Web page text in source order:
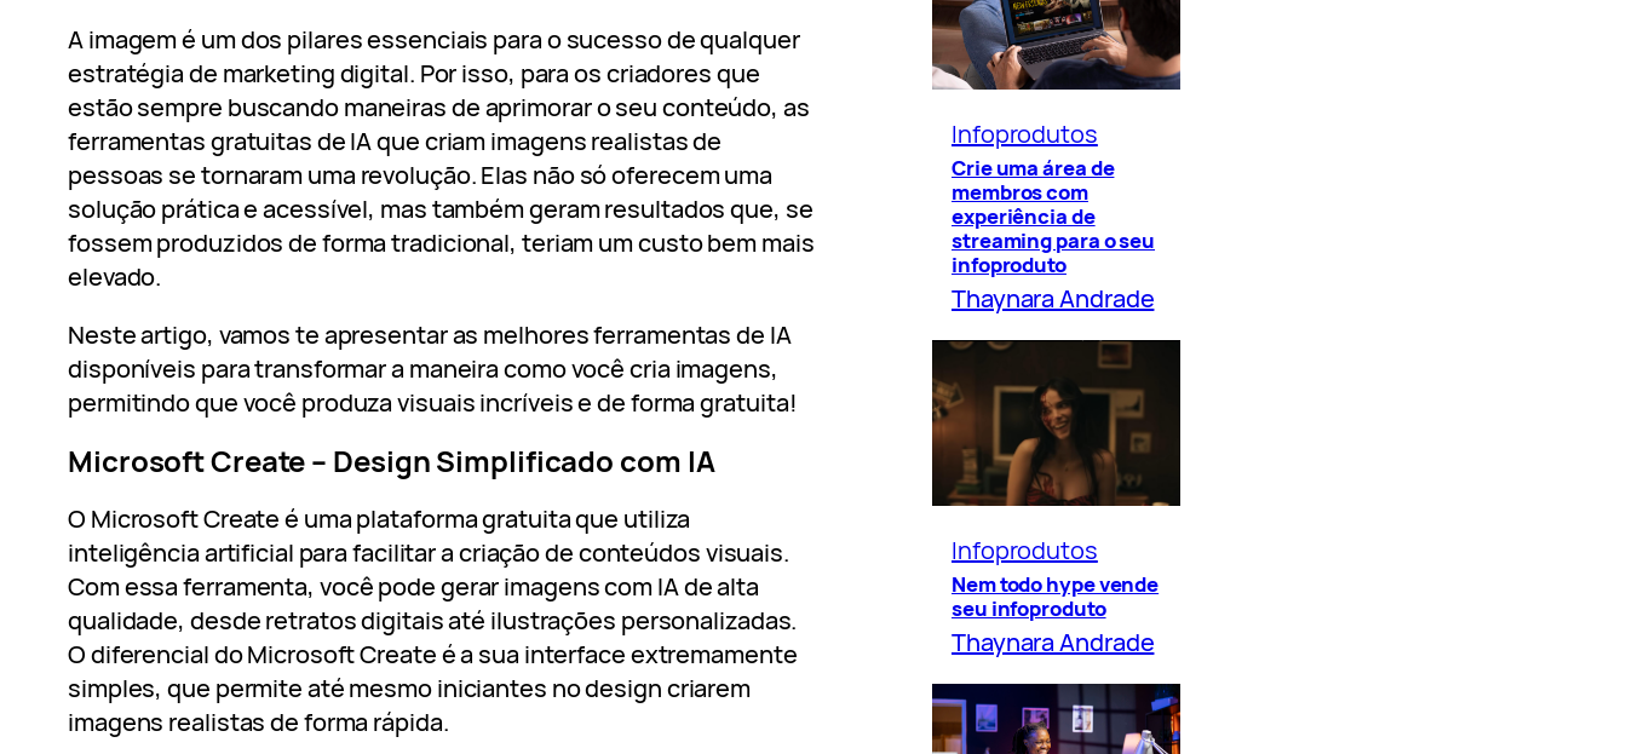
A imagem é um dos pilares essenciais para o sucesso de qualquer
estratégia de marketing digital. Por isso, para os criadores que
estão sempre buscando maneiras de aprimorar o seu conteúdo, as
ferramentas gratuitas de IA que criam imagens realistas de
pessoas se tornaram uma revolução. Elas não só oferecem uma
solução prática e acessível, mas também geram resultados que, se
fossem produzidos de forma tradicional, teriam um custo bem mais
elevado.
Neste artigo, vamos te apresentar as melhores ferramentas de IA
disponíveis para transformar a maneira como você cria imagens,
permitindo que você produza visuais incríveis e de forma gratuita!
Microsoft Create – Design Simplificado com IA
O Microsoft Create é uma plataforma gratuita que utiliza
inteligência artificial para facilitar a criação de conteúdos visuais.
Com essa ferramenta, você pode gerar imagens com IA de alta
qualidade, desde retratos digitais até ilustrações personalizadas.
O diferencial do Microsoft Create é a sua interface extremamente
simples, que permite até mesmo iniciantes no design criarem
imagens realistas de forma rápida.
Infoprodutos
Crie uma área de
membros com
experiência de
streaming para o seu
infoproduto
Thaynara Andrade
Infoprodutos
Nem todo hype vende
seu infoproduto
Thaynara Andrade